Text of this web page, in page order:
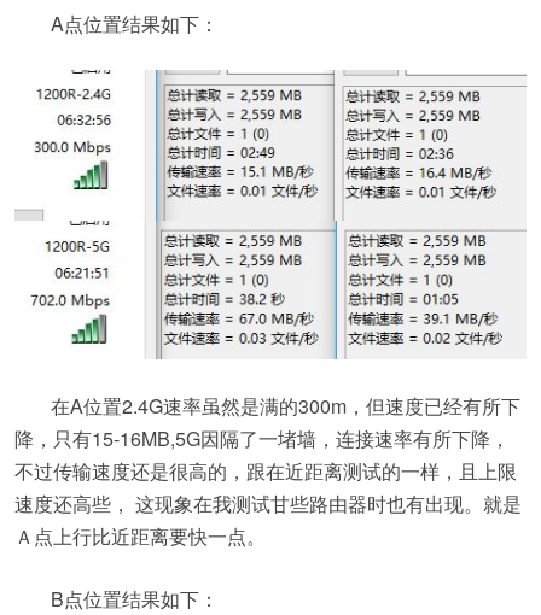
A点位置结果如下：
在A位置2.4G速率虽然是满的300m，但速度已经有所下
降，只有15-16MB,5G因隔了一堵墙，连接速率有所下降，
不过传输速度还是很高的，跟在近距离测试的一样，且上限
速度还高些， 这现象在我测试甘些路由器时也有出现。就是
Ａ点上行比近距离要快一点。
B点位置结果如下：